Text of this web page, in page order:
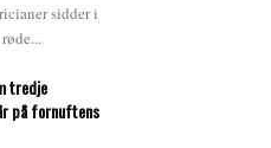
sidder i
tredje
på fornuftens